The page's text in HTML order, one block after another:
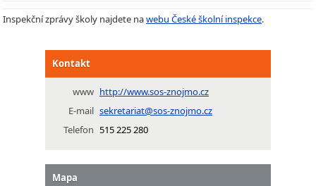
Inspekční zprávy školy najdete nawebu České školní inspekce.
Kontakt
www http://www.sos-znojmo.cz
E-mail sekretariat@sos-znojmo.cz
Telefon 515 225 280
Mapa